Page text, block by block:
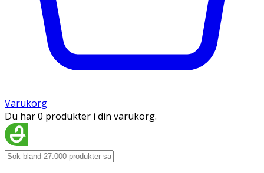
Varukorg
Du har 0 produkter i din varukorg.